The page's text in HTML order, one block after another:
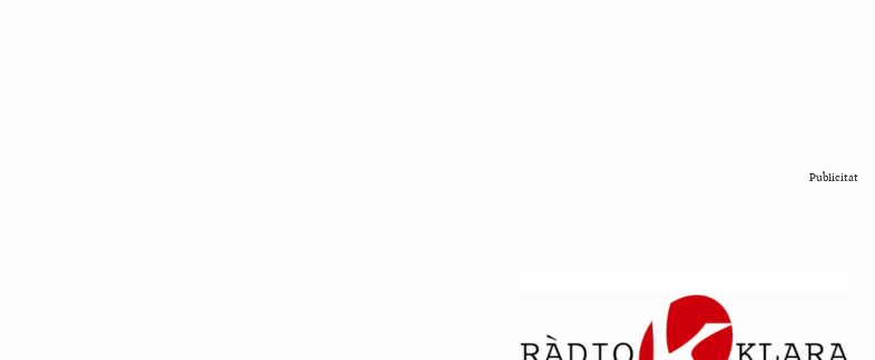
Publicitat